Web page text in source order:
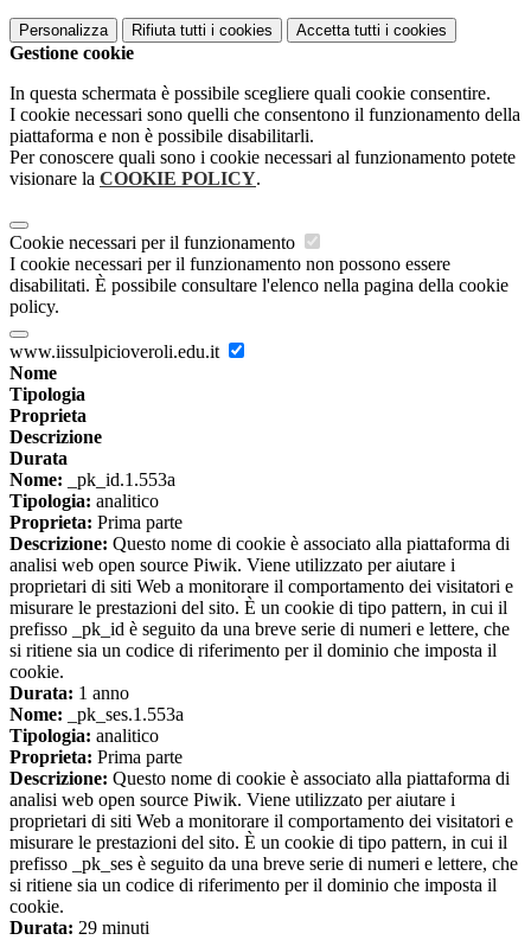
Personalizza Rifiuta tutti i cookies Accetta tutti i cookies
Gestione cookie
In questa schermata è possibile scegliere quali cookie consentire.
I cookie necessari sono quelli che consentono il funzionamento della
piattaforma e non è possibile disabilitarli.
Per conoscere quali sono i cookie necessari al funzionamento potete
visionare la COOKIE POLICY.
Cookie necessari per il funzionamento
I cookie necessari per il funzionamento non possono essere
disabilitati. È possibile consultare l'elenco nella pagina della cookie
policy.
www.iissulpicioveroli.edu.it
Nome
Tipologia
Proprieta
Descrizione
Durata
Nome: _pk_id.1.553a
Tipologia: analitico
Proprieta: Prima parte
Descrizione: Questo nome di cookie è associato alla piattaforma di
analisi web open source Piwik. Viene utilizzato per aiutare i
proprietari di siti Web a monitorare il comportamento dei visitatori e
misurare le prestazioni del sito. È un cookie di tipo pattern, in cui il
prefisso _pk_id è seguito da una breve serie di numeri e lettere, che
si ritiene sia un codice di riferimento per il dominio che imposta il
cookie.
Durata: 1 anno
Nome: _pk_ses.1.553a
Tipologia: analitico
Proprieta: Prima parte
Descrizione: Questo nome di cookie è associato alla piattaforma di
analisi web open source Piwik. Viene utilizzato per aiutare i
proprietari di siti Web a monitorare il comportamento dei visitatori e
misurare le prestazioni del sito. È un cookie di tipo pattern, in cui il
prefisso _pk_ses è seguito da una breve serie di numeri e lettere, che
si ritiene sia un codice di riferimento per il dominio che imposta il
cookie.
Durata: 29 minuti